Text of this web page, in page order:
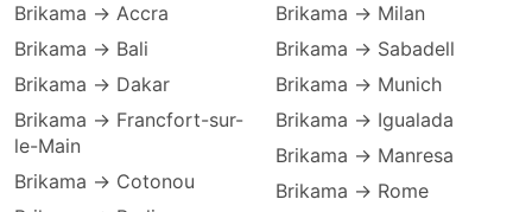
Brikama → Accra
Brikama → Bali
Brikama → Dakar
Brikama → Francfort-sur-
le-Main
Brikama → Cotonou
Brikama → Milan
Brikama → Sabadell
Brikama → Munich
Brikama → Igualada
Brikama → Manresa
Brikama → Rome